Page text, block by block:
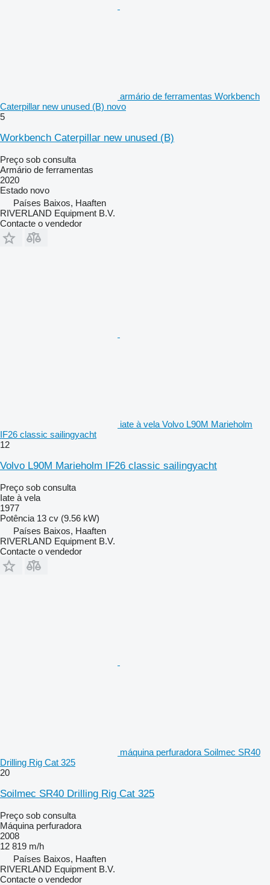
armário de ferramentas Workbench
Caterpillar new unused (B) novo
5
Workbench Caterpillar new unused (B)
Preço sob consulta
Armário de ferramentas
2020
Estado novo
Países Baixos, Haaften
RIVERLAND Equipment B.V.
Contacte o vendedor
iate à vela Volvo L90M Marieholm
IF26 classic sailingyacht
12
Volvo L90M Marieholm IF26 classic sailingyacht
Preço sob consulta
Iate à vela
1977
Potência 13 cv (9.56 kW)
Países Baixos, Haaften
RIVERLAND Equipment B.V.
Contacte o vendedor
máquina perfuradora Soilmec SR40
Drilling Rig Cat 325
20
Soilmec SR40 Drilling Rig Cat 325
Preço sob consulta
Máquina perfuradora
2008
12 819 m/h
Países Baixos, Haaften
RIVERLAND Equipment B.V.
Contacte o vendedor